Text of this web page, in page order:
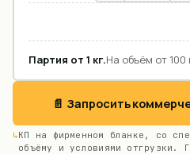
Партия от 1 кг.На объём от
📄 Запросить
КП на фирменном бланке, со
объёму и условиями отгрузки.